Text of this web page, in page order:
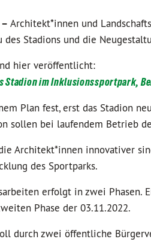
Architekt*innen und
Stadions und die
hier veröffentlicht:
Stadion im Inklusionssportpark,
Plan fest, erst das Stadion
sollen bei laufendem Betrieb
Architekt*innen innovativer
des Sportparks.
erfolgt in zwei Phasen.
Phase der 03.11.2022.
durch zwei öffentliche